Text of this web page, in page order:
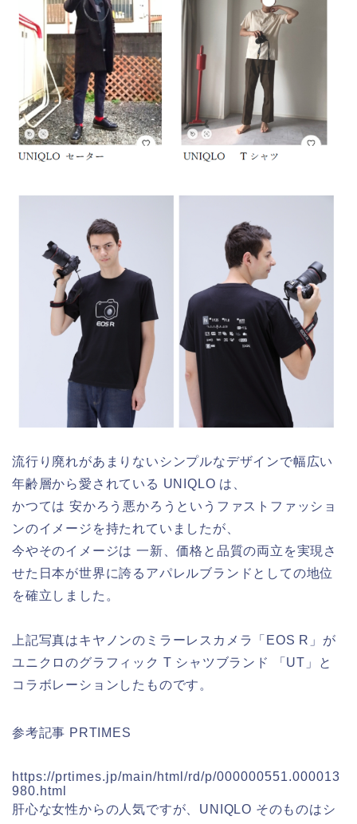
流行り廃れがあまりないシンプルなデザインで幅広い
年齢層から愛されている UNIQLO は、
かつては 安かろう悪かろうというファストファッショ
ンのイメージを持たれていましたが、
今やそのイメージは 一新、価格と品質の両立を実現さ
せた日本が世界に誇るアパレルブランドとしての地位
を確立しました。
上記写真はキヤノンのミラーレスカメラ「EOS R」が
ユニクロのグラフィック T シャツブランド 「UT」と
コラボレーションしたものです。
参考記事 PRTIMES
https://prtimes.jp/main/html/rd/p/000000551.000013
980.html
肝心な女性からの人気ですが、UNIQLO そのものはシ